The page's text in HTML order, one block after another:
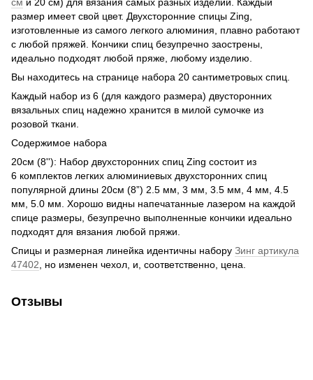
размер имеет свой цвет. Двухсторонние спицы Zing,
изготовленные из самого легкого алюминия, плавно работают
с любой пряжей. Кончики спиц безупречно заострены,
идеально подходят любой пряже, любому изделию.
Вы находитесь на странице набора 20 сантиметровых спиц.
Каждый набор из 6 (для каждого размера) двусторонних
вязальных спиц надежно хранится в милой сумочке из
розовой ткани.
Содержимое набора
20см (8''): Набор двухсторонних спиц Zing состоит из
6 комплектов легких алюминиевых двухсторонних спиц
популярной длины 20см (8”) 2.5 мм, 3 мм, 3.5 мм, 4 мм, 4.5
мм, 5.0 мм. Хорошо видны напечатанные лазером на каждой
спице размеры, безупречно выполненные кончики идеально
подходят для вязания любой пряжи.
Спицы и размерная линейка идентичны набору Зинг артикула
47402 , но изменен чехол, и, соответственно, цена.
Отзывы